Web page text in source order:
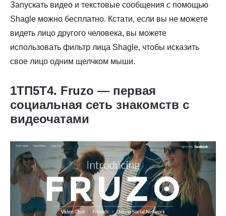
Запускать видео и текстовые сообщения с помощью
Shagle можно бесплатно. Кстати, если вы не можете
видеть лицо другого человека, вы можете
использовать фильтр лица Shagle, чтобы исказить
свое лицо одним щелчком мыши.
1ТП5Т4. Fruzo — первая
социальная сеть знакомств с
видеочатами